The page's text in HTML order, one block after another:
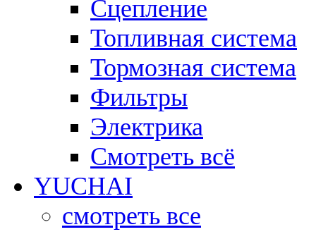
Сцепление
Топливная система
Тормозная система
Фильтры
Электрика
Смотреть всё
YUCHAI
смотреть все